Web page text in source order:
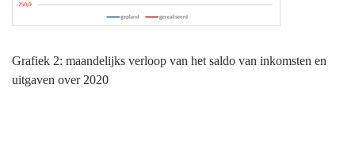
Grafiek 2: maandelijks verloop van het saldo van inkomsten en
uitgaven over 2020